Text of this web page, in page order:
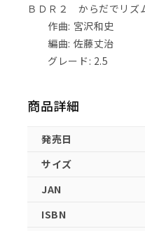
ＢＤＲ２ からだでリ
作曲: 宮沢和史
編曲: 佐藤丈治
グレード: 2.5
商品詳細
発売日
サイズ
JAN
ISBN